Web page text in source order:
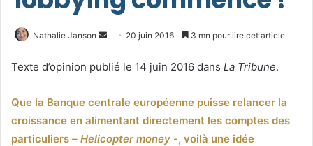
Nathalie Janson
Envoyer
courriel
20 juin 2016 3 mn pour lire cet article
Texte d’opinion publié le 14 juin 2016 dans La Tribune.
Que la Banque centrale européenne puisse relancer la
croissance en alimentant directement les comptes des
particuliers – Helicopter money -, voilà une idée